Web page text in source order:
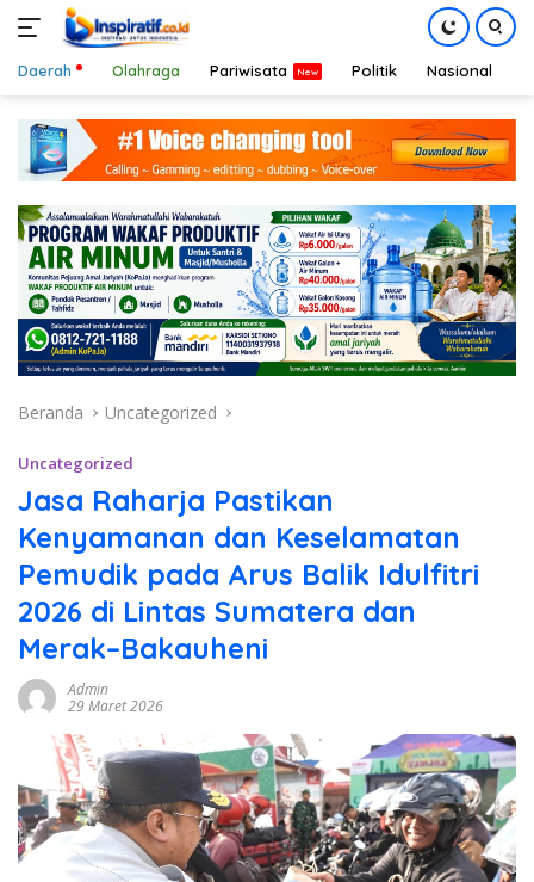
konten
Daerah Olahraga Pariwisata Politik Nasional
Beranda Uncategorized
Uncategorized
Jasa Raharja Pastikan
Kenyamanan dan Keselamatan
Pemudik pada Arus Balik Idulfitri
2026 di Lintas Sumatera dan
Merak–Bakauheni
Admin
29 Maret 2026